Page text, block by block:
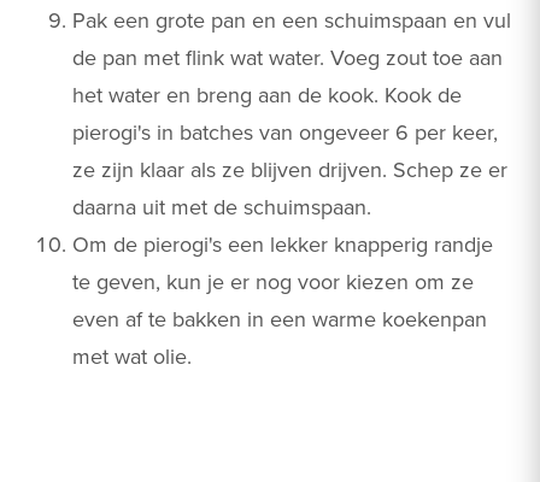
Pak een grote pan en een schuimspaan en vul
de pan met flink wat water. Voeg zout toe aan
het water en breng aan de kook. Kook de
pierogi's in batches van ongeveer 6 per keer,
ze zijn klaar als ze blijven drijven. Schep ze er
daarna uit met de schuimspaan.
Om de pierogi's een lekker knapperig randje
te geven, kun je er nog voor kiezen om ze
even af te bakken in een warme koekenpan
met wat olie.